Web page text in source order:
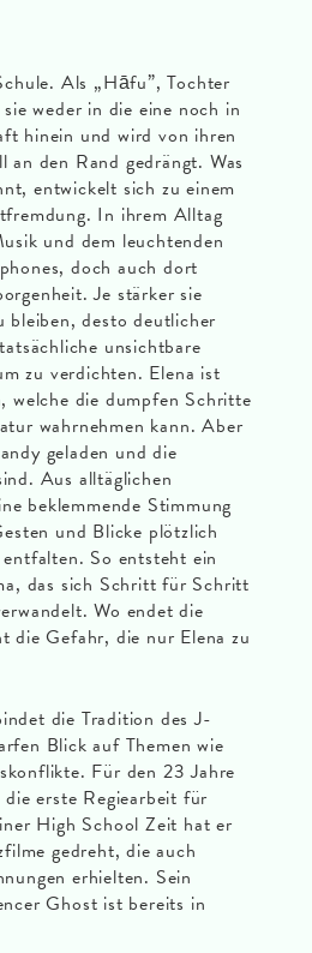
Als „Hāfu”, Tochter
weder in die eine noch in
hinein und wird von ihren
den Rand gedrängt. Was
entwickelt sich zu einem
In ihrem Alltag
und dem leuchtenden
doch auch dort
Je stärker sie
bleiben, desto deutlicher
unsichtbare
zu verdichten. Elena ist
welche die dumpfen Schritte
wahrnehmen kann. Aber
geladen und die
Aus alltäglichen
beklemmende Stimmung
und Blicke plötzlich
So entsteht ein
das sich Schritt für Schritt
Wo endet die
die Gefahr, die nur Elena zu
die Tradition des J-
Blick auf Themen wie
Für den 23 Jahre
erste Regiearbeit für
High School Zeit hat er
gedreht, die auch
erhielten. Sein
Ghost ist bereits in